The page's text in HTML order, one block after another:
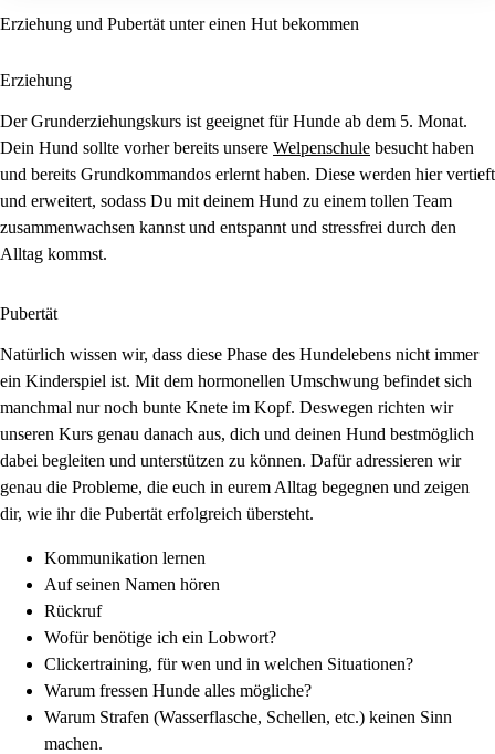
Erziehung und Pubertät unter einen Hut bekommen
Erziehung
Der Grunderziehungskurs ist geeignet für Hunde ab dem 5. Monat.
Dein Hund sollte vorher bereits unsere Welpenschule besucht haben
und bereits Grundkommandos erlernt haben. Diese werden hier vertieft
und erweitert, sodass Du mit deinem Hund zu einem tollen Team
zusammenwachsen kannst und entspannt und stressfrei durch den
Alltag kommst.
Pubertät
Natürlich wissen wir, dass diese Phase des Hundelebens nicht immer
ein Kinderspiel ist. Mit dem hormonellen Umschwung befindet sich
manchmal nur noch bunte Knete im Kopf. Deswegen richten wir
unseren Kurs genau danach aus, dich und deinen Hund bestmöglich
dabei begleiten und unterstützen zu können. Dafür adressieren wir
genau die Probleme, die euch in eurem Alltag begegnen und zeigen
dir, wie ihr die Pubertät erfolgreich übersteht.
Kommunikation lernen
Auf seinen Namen hören
Rückruf
Wofür benötige ich ein Lobwort?
Clickertraining, für wen und in welchen Situationen?
Warum fressen Hunde alles mögliche?
Warum Strafen (Wasserflasche, Schellen, etc.) keinen Sinn
machen.